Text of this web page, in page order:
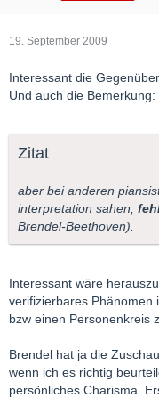
19. September 2009
Interessant die
Und auch die Bemerkung:
Zitat
aber bei anderen
interpretation sahen,
Brendel-Beethoven).
Interessant wäre
verifizierbares Phänomen
bzw einen Personenkreis
Brendel hat ja die
wenn ich es richtig
persönliches Charisma.